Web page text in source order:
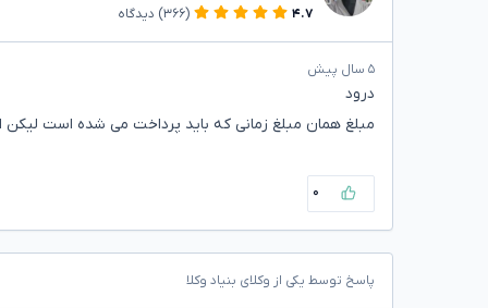
۴.۷ (۳۶۶) دیدگاه
۵ سال پیش
درود
مبلغ همان مبلغ زمانی که باید پرداخت می شده است لیکن
۰
پاسخ توسط یکی از وکلای بنیاد وکلا